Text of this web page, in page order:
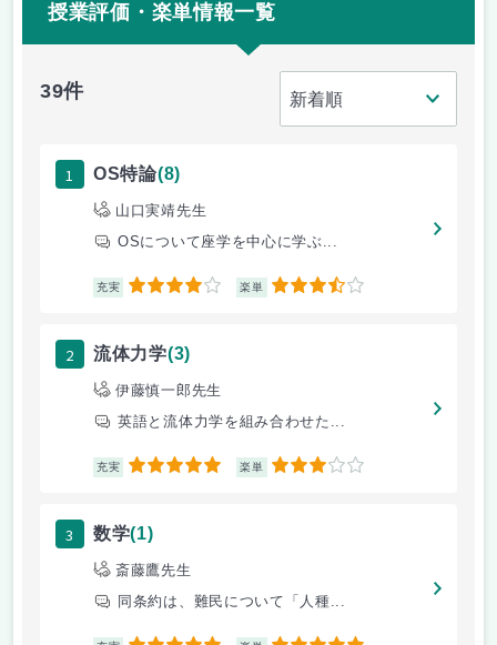
授業評価・楽単情報一覧
39件
1 OS特論(8)
山口実靖先生
OSについて座学を中心に学ぶ...
充実 4 楽単 3.5
2 流体力学(3)
伊藤慎一郎先生
英語と流体力学を組み合わせた...
充実 5 楽単 3
3 数学(1)
斎藤鷹先生
同条約は、難民について「人種...